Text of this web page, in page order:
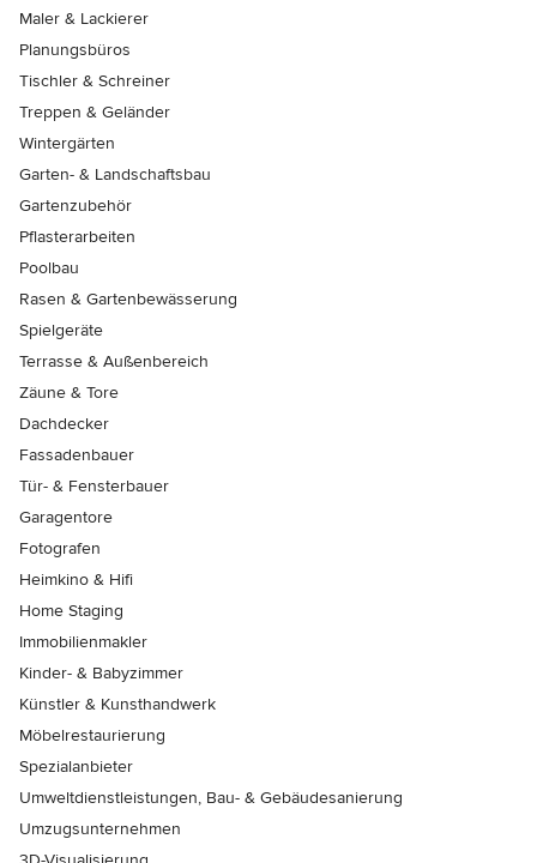
Maler & Lackierer
Planungsbüros
Tischler & Schreiner
Treppen & Geländer
Wintergärten
Garten- & Landschaftsbau
Gartenzubehör
Pflasterarbeiten
Poolbau
Rasen & Gartenbewässerung
Spielgeräte
Terrasse & Außenbereich
Zäune & Tore
Dachdecker
Fassadenbauer
Tür- & Fensterbauer
Garagentore
Fotografen
Heimkino & Hifi
Home Staging
Immobilienmakler
Kinder- & Babyzimmer
Künstler & Kunsthandwerk
Möbelrestaurierung
Spezialanbieter
Umweltdienstleistungen, Bau- & Gebäudesanierung
Umzugsunternehmen